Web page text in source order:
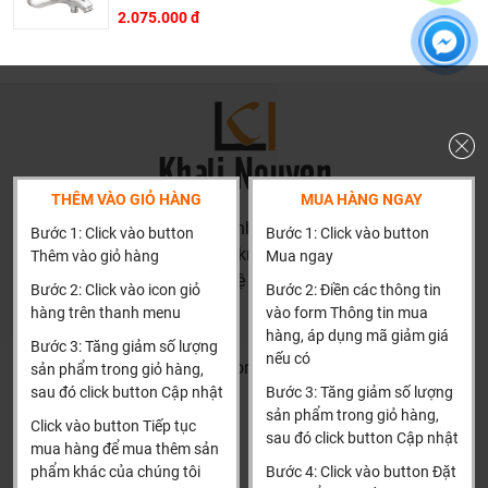
trở thành tri kỷ của ngôi nhà bạn.
Dịch vụ riêng của Khali Nguyễn dành cho khách hàng:
Khảo sát công trình, để hỗ trợ khách hàng chọn sản
phẩm đúng và phù hợp cũng như đưa ra các lời
khuyên, chú ý, hoặc chỉ ra các vấn khổng ổn nếu có
hoàn toàn miễn phí.
2.075.000 đ
THÊM VÀO GIỎ HÀNG
Bước 1: Click vào button
Thêm vào giỏ hàng
Bước 2: Click vào icon giỏ
hàng trên thanh menu
Bước 3: Tăng giảm số lượng
sản phẩm trong giỏ hàng,
sau đó click button Cập nhật
Click vào button Tiếp tục
mua hàng để mua thêm sản
phẩm khác của chúng tôi
MUA HÀNG NGAY
Bước 1: Click vào button
Mua ngay
Bước 2: Điền các thông tin
vào form Thông tin mua
hàng, áp dụng mã giảm giá
nếu có
Bước 3: Tăng giảm số lượng
sản phẩm trong giỏ hàng,
sau đó click button Cập nhật
Bước 4: Click vào button Đặt
HN: số 160 đường Văn Minh, Di Trạch, Hoài Đức, Hà Nội
(Cách đại học công nghiệp 1 km)
HCM và các tỉnh khác: Liên hệ hotline để được hướng dẫn
đặt hàng
Khalinguyen.vn@gmail.com
0904501766
Thông tin Thông tin thêm